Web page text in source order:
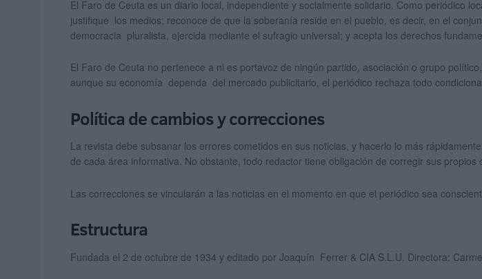
El Faro de Ceuta es un diario local, independiente y socialmente solidario. Como periódico
justifique los medios; reconoce de que la soberanía reside en el pueblo, es decir, en el
democracia pluralista, ejercida mediante el sufragio universal; y acepta los derechos
El Faro de Ceuta no pertenece a ni es portavoz de ningún partido, asociación o grupo
aunque su economía dependa del mercado publicitario, el periódico rechaza todo
Política de cambios y correcciones
La revista debe subsanar los errores cometidos en sus noticias, y hacerlo lo más
de cada área informativa. No obstante, todo redactor tiene obligación de corregir sus propios
Las correcciones se vincularán a las noticias en el momento en que el periódico sea
Estructura
Fundada el 2 de octubre de 1934 y editado por Joaquín Ferrer & CIA S.L.U. Directora: